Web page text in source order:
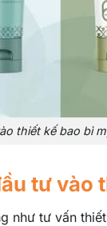
thiết kế bao bì
tư vào
như tư vấn